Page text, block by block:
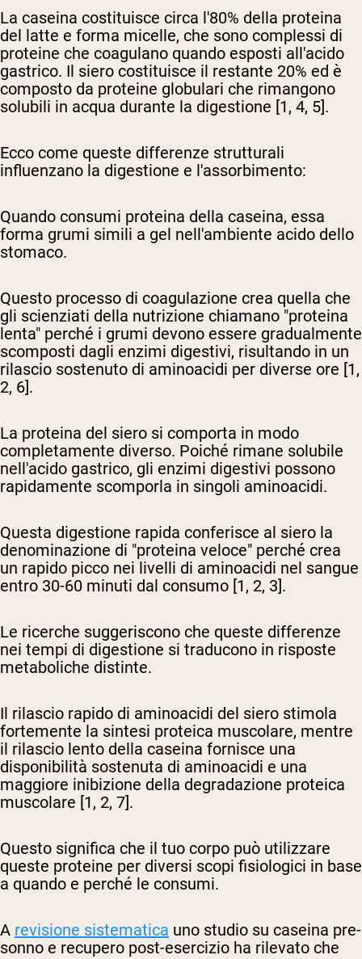
La caseina costituisce circa l'80% della proteina
del latte e forma micelle, che sono complessi di
proteine che coagulano quando esposti all'acido
gastrico. Il siero costituisce il restante 20% ed è
composto da proteine globulari che rimangono
solubili in acqua durante la digestione [1, 4, 5].
Ecco come queste differenze strutturali
influenzano la digestione e l'assorbimento:
Quando consumi proteina della caseina, essa
forma grumi simili a gel nell'ambiente acido dello
stomaco.
Questo processo di coagulazione crea quella che
gli scienziati della nutrizione chiamano "proteina
lenta" perché i grumi devono essere gradualmente
scomposti dagli enzimi digestivi, risultando in un
rilascio sostenuto di aminoacidi per diverse ore [1,
2, 6].
La proteina del siero si comporta in modo
completamente diverso. Poiché rimane solubile
nell'acido gastrico, gli enzimi digestivi possono
rapidamente scomporla in singoli aminoacidi.
Questa digestione rapida conferisce al siero la
denominazione di "proteina veloce" perché crea
un rapido picco nei livelli di aminoacidi nel sangue
entro 30-60 minuti dal consumo [1, 2, 3].
Le ricerche suggeriscono che queste differenze
nei tempi di digestione si traducono in risposte
metaboliche distinte.
Il rilascio rapido di aminoacidi del siero stimola
fortemente la sintesi proteica muscolare, mentre
il rilascio lento della caseina fornisce una
disponibilità sostenuta di aminoacidi e una
maggiore inibizione della degradazione proteica
muscolare [1, 2, 7].
Questo significa che il tuo corpo può utilizzare
queste proteine per diversi scopi fisiologici in base
a quando e perché le consumi.
A revisione sistematica uno studio su caseina pre-
sonno e recupero post-esercizio ha rilevato che